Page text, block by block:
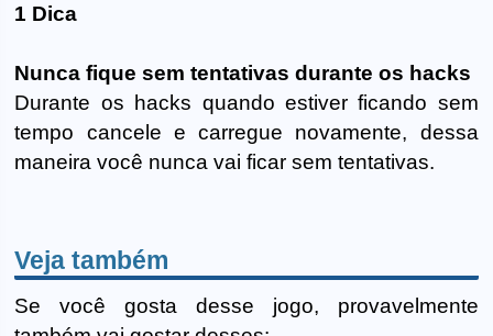
1 Dica
Nunca fique sem tentativas durante os hacks
Durante os hacks quando estiver ficando sem
tempo cancele e carregue novamente, dessa
maneira você nunca vai ficar sem tentativas.
Veja também
Se você gosta desse jogo, provavelmente